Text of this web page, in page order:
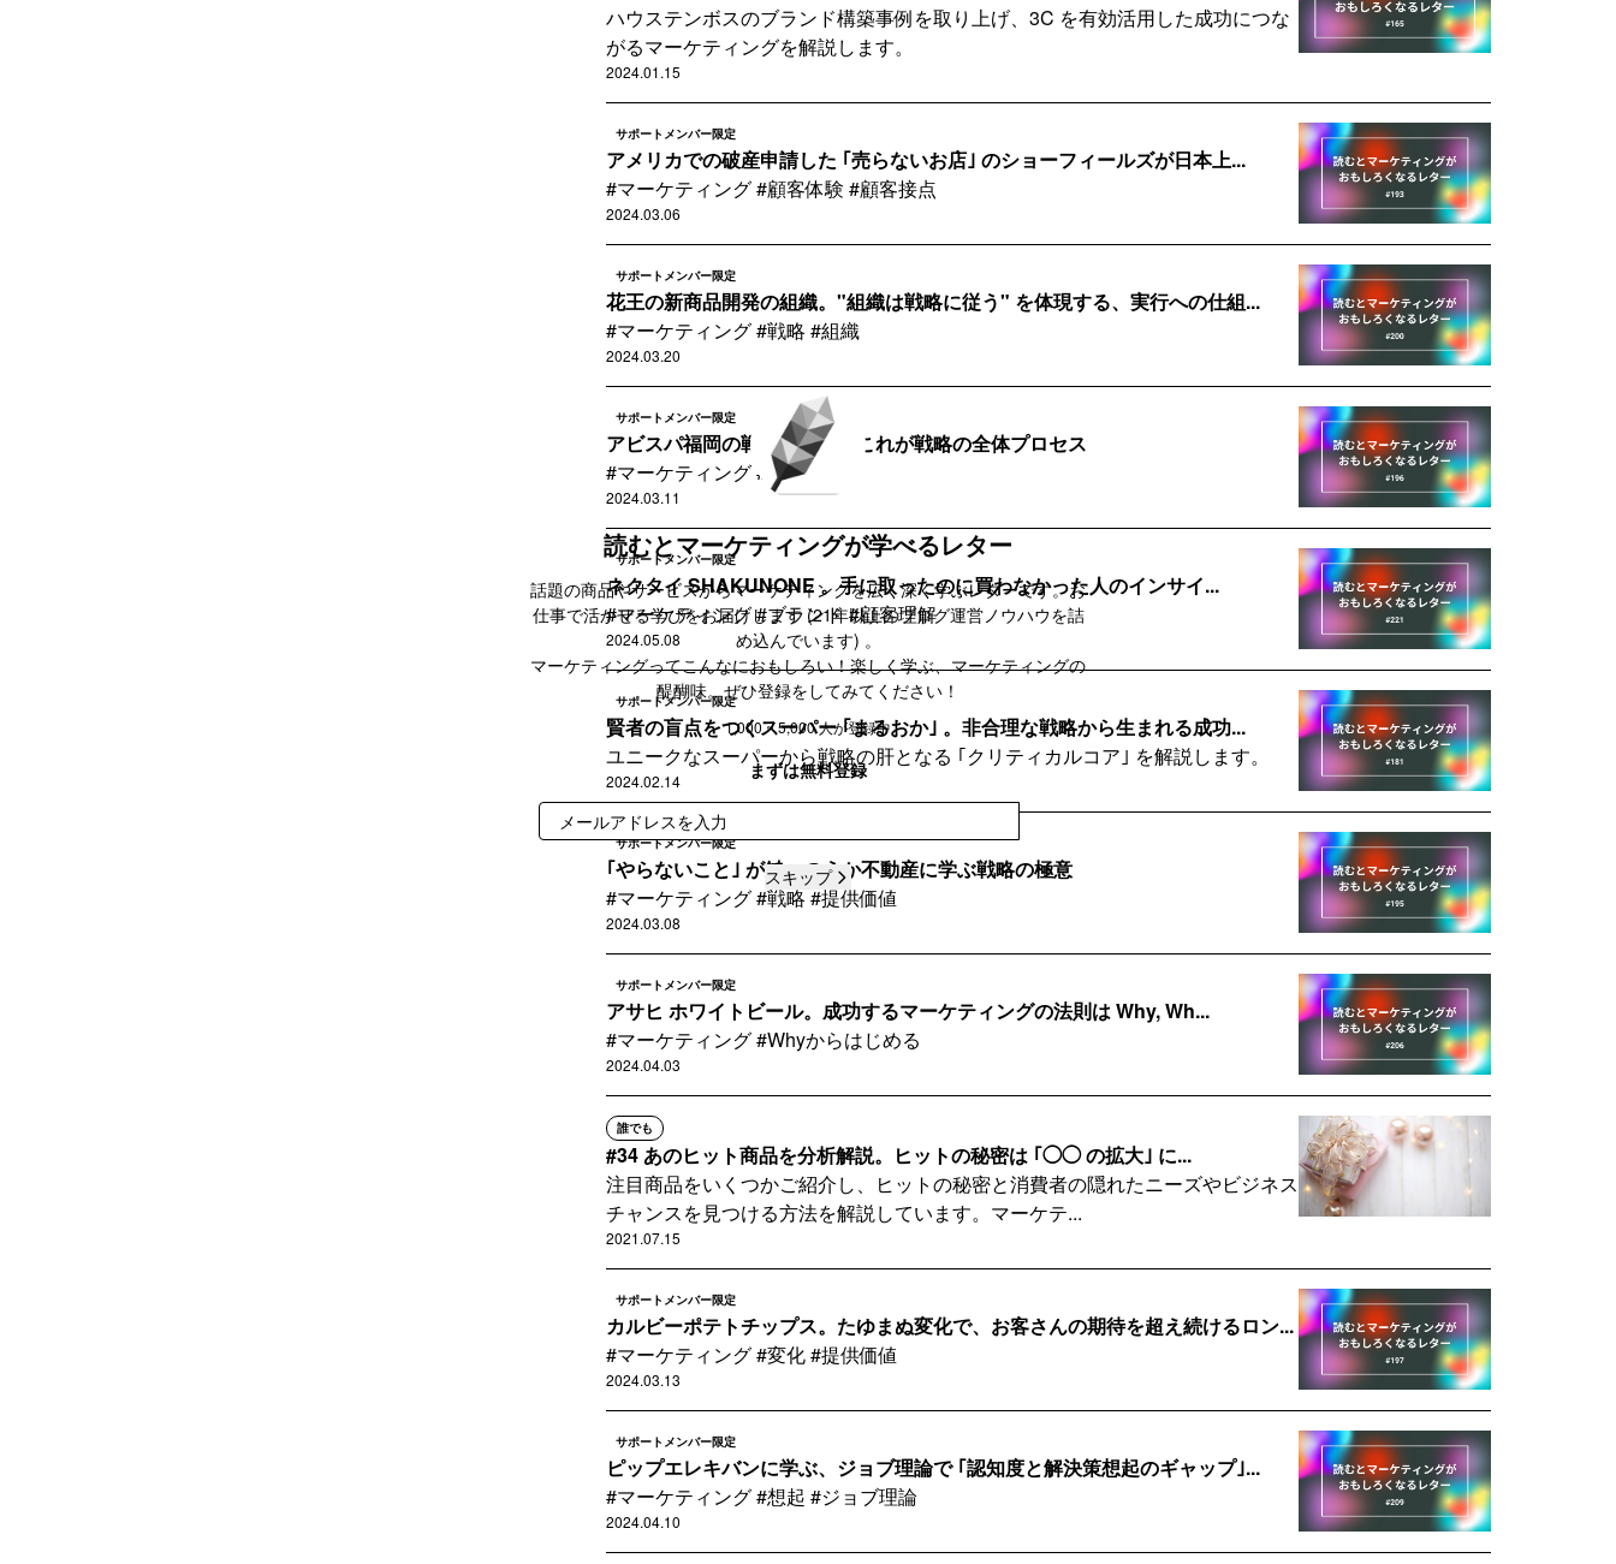
ハウステンボスのブランド構築事例を取り上げ、3C を有効活用した成功につな
がるマーケティングを解説します。
2024.01.15
サポートメンバー限定
アメリカでの破産申請した ｢売らないお店｣ のショーフィールズが日本上...
#マーケティング #顧客体験 #顧客接点
2024.03.06
サポートメンバー限定
花王の新商品開発の組織。"組織は戦略に従う" を体現する、実行への仕組...
#マーケティング #戦略 #組織
2024.03.20
サポートメンバー限定
アビスパ福岡の戦略的投資。これが戦略の全体プロセス
#マーケティング #戦略
2024.03.11
サポートメンバー限定
ネクタイ SHAKUNONE 。手に取ったのに買わなかった人のインサイ...
#マーケティング #ブランド #顧客理解
2024.05.08
サポートメンバー限定
賢者の盲点をつくスーパー ｢まるおか｣ 。非合理な戦略から生まれる成功...
ユニークなスーパーから戦略の肝となる ｢クリティカルコア｣ を解説します。
2024.02.14
サポートメンバー限定
｢やらないこと｣ が鍵。のうか不動産に学ぶ戦略の極意
#マーケティング #戦略 #提供価値
2024.03.08
サポートメンバー限定
アサヒ ホワイトビール。成功するマーケティングの法則は Why, Wh...
#マーケティング #Whyからはじめる
2024.04.03
誰でも
#34 あのヒット商品を分析解説。ヒットの秘密は ｢◯◯ の拡大｣ に...
注目商品をいくつかご紹介し、ヒットの秘密と消費者の隠れたニーズやビジネス
チャンスを見つける方法を解説しています。マーケテ...
2021.07.15
サポートメンバー限定
カルビーポテトチップス。たゆまぬ変化で、お客さんの期待を超え続けるロン...
#マーケティング #変化 #提供価値
2024.03.13
サポートメンバー限定
ピップエレキバンに学ぶ、ジョブ理論で ｢認知度と解決策想起のギャップ｣...
#マーケティング #想起 #ジョブ理論
2024.04.10
読むとマーケティングが学べるレター
話題の商品やサービスからマーケティングを広く深く学ぶレターです。お
仕事で活かせる学びをお届けします (21年以上のブログ運営ノウハウを詰
め込んでいます) 。
マーケティングってこんなにおもしろい！楽しく学ぶ、マーケティングの
醍醐味。ぜひ登録をしてみてください！
1,000 ~ 5,000 人が登録中
まずは無料登録
スキップ